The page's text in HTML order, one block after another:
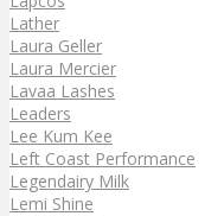
Lather
Laura Geller
Laura Mercier
Lavaa Lashes
Leaders
Lee Kum Kee
Left Coast Performance
Legendairy Milk
Lemi Shine